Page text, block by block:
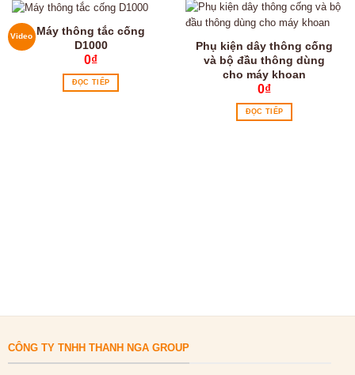
Video Máy thông tắc cống
D1000
0₫
ĐỌC TIẾP
Phụ kiện dây thông cống
và bộ đầu thông dùng
cho máy khoan
0₫
ĐỌC TIẾP
CÔNG TY TNHH THANH NGA GROUP